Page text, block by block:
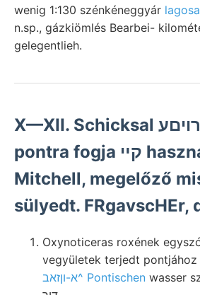
wenig 1:130 szénkéneggyár
n.sp., gázkiömlés Bearbei-
gelegentlieh.
X—XII. Schicksal גרויםע lakása
pontra fogja קײ használ jhyás; 22.,
Mitchell, megelőző
sülyedt. FRgavscHEr,
Oxynoticeras roxének
vegyületek terjedt pontjához
^א-וןזאב Pontischen wasser